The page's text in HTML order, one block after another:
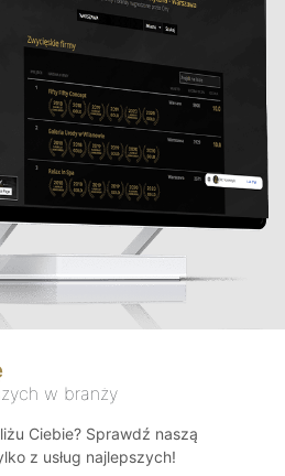
w branży
Ciebie? Sprawdź naszą
z usług najlepszych!